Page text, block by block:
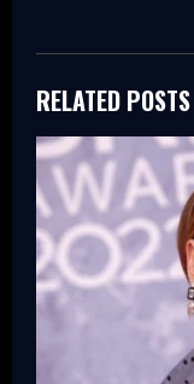
RELATED POSTS